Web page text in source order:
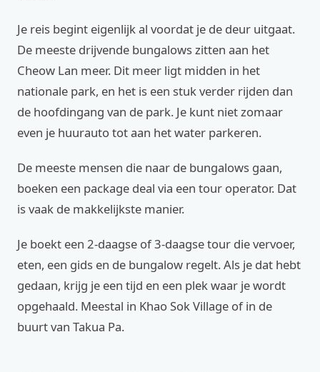
Je reis begint eigenlijk al voordat je de deur uitgaat.
De meeste drijvende bungalows zitten aan het
Cheow Lan meer. Dit meer ligt midden in het
nationale park, en het is een stuk verder rijden dan
de hoofdingang van de park. Je kunt niet zomaar
even je huurauto tot aan het water parkeren.
De meeste mensen die naar de bungalows gaan,
boeken een package deal via een tour operator. Dat
is vaak de makkelijkste manier.
Je boekt een 2-daagse of 3-daagse tour die vervoer,
eten, een gids en de bungalow regelt. Als je dat hebt
gedaan, krijg je een tijd en een plek waar je wordt
opgehaald. Meestal in Khao Sok Village of in de
buurt van Takua Pa.